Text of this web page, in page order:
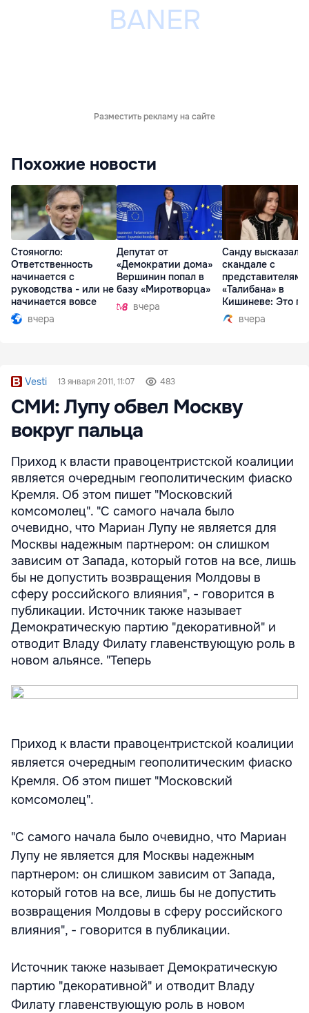
Разместить рекламу на сайте
Похожие новости
Стояногло:
Ответственность
начинается с
руководства - или не
начинается вовсе
вчера
Депутат от
«Демократии дома»
Вершинин попал в
базу «Миротворца»
вчера
Санду
скандале с
представителями
«Талибана» в
Кишиневе: Это
вчера
Vesti 13 января 2011, 11:07 483
СМИ: Лупу обвел Москву
вокруг пальца
Приход к власти правоцентристской коалиции
является очередным геополитическим фиаско
Кремля. Об этом пишет "Московский
комсомолец". "С самого начала было
очевидно, что Мариан Лупу не является для
Москвы надежным партнером: он слишком
зависим от Запада, который готов на все, лишь
бы не допустить возвращения Молдовы в
сферу российского влияния", - говорится в
публикации. Источник также называет
Демократическую партию "декоративной" и
отводит Владу Филату главенствующую роль в
новом альянсе. "Теперь
Приход к власти правоцентристской коалиции
является очередным геополитическим фиаско
Кремля. Об этом пишет "Московский
комсомолец".
"С самого начала было очевидно, что Мариан
Лупу не является для Москвы надежным
партнером: он слишком зависим от Запада,
который готов на все, лишь бы не допустить
возвращения Молдовы в сферу российского
влияния", - говорится в публикации.
Источник также называет Демократическую
партию "декоративной" и отводит Владу
Филату главенствующую роль в новом